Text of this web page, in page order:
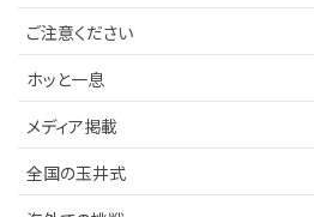
ご注意ください
ホッと一息
メディア掲載
全国の玉井式